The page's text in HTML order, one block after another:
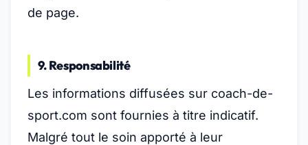
de page.
9. Responsabilité
Les informations diffusées sur coach-de-
sport.com sont fournies à titre indicatif.
Malgré tout le soin apporté à leur